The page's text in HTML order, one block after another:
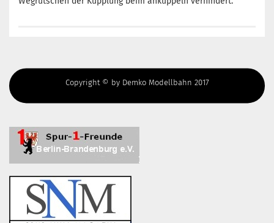
Copyright © by Demko Modellbahn 2017